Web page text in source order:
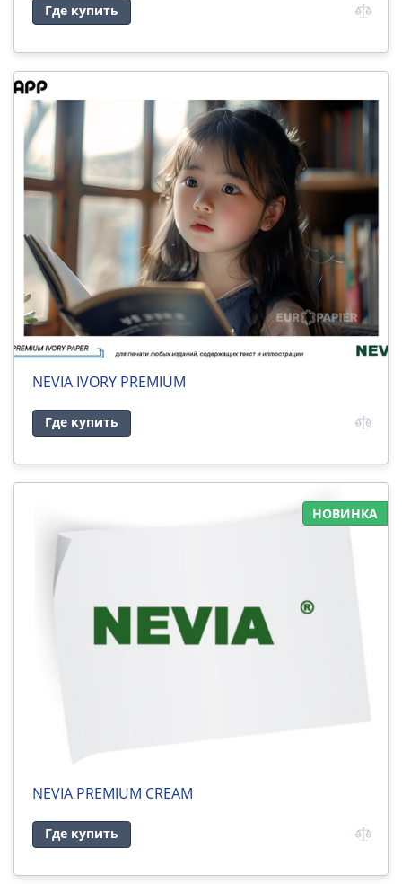
Где купить
NEVIA IVORY PREMIUM
Где купить
НОВИНКА
NEVIA PREMIUM CREAM
Где купить